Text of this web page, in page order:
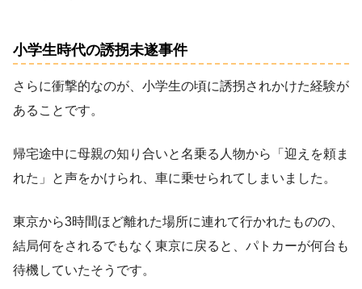
小学生時代の誘拐未遂事件
さらに衝撃的なのが、小学生の頃に誘拐されかけた経験が
あることです。
帰宅途中に母親の知り合いと名乗る人物から「迎えを頼ま
れた」と声をかけられ、車に乗せられてしまいました。
東京から3時間ほど離れた場所に連れて行かれたものの、
結局何をされるでもなく東京に戻ると、パトカーが何台も
待機していたそうです。